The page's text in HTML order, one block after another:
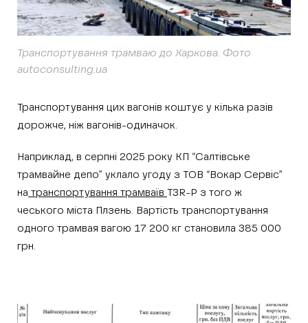
Транспортування трамваю до Харкова. Фото
autoconsulting.ua
Транспортування цих вагонів коштує у кілька разів
дорожче, ніж вагонів-одиначок.
Наприклад, в серпні 2025 року КП “Салтівське
трамвайне депо” уклало угоду з ТОВ “Вокар Сервіс”
на транспортування трамваїв T3R-P з того ж
чеського міста Плзень. Вартість транспортування
одного трамвая вагою 17 200 кг становила 385 000
грн.